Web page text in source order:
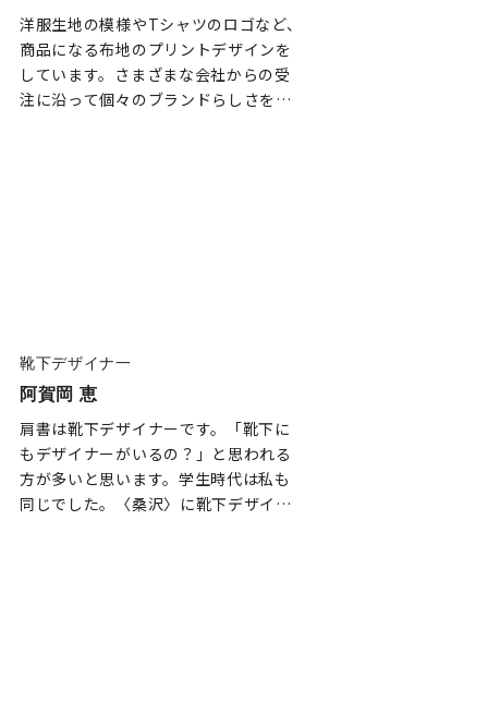
洋服生地の模様やTシャツのロゴなど、
商品になる布地のプリントデザインを
しています。さまざまな会社からの受
注に沿って個々のブランドらしさを取
靴下デザイナ一
阿賀岡 恵
肩書は靴下デザイナーです。「靴下に
もデザイナーがいるの？」と思われる
方が多いと思います。学生時代は私も
同じでした。〈桑沢〉に靴下デザイン